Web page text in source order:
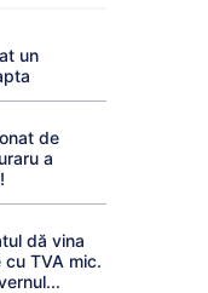
un
de
a
dă vina
TVA mic.